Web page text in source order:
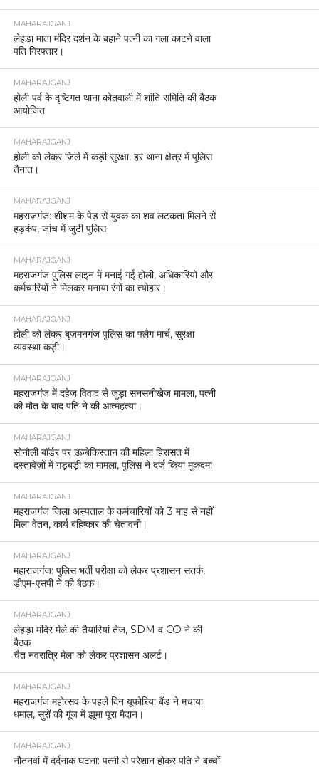
MAHARAJGANJ
लेहड़ा माता मंदिर दर्शन के बहाने पत्नी का गला काटने वाला
पति गिरफ्तार।
MAHARAJGANJ
होली पर्व के दृष्टिगत थाना कोतवाली में शांति समिति की बैठक
आयोजित
MAHARAJGANJ
होली को लेकर जिले में कड़ी सुरक्षा, हर थाना क्षेत्र में पुलिस
तैनात।
MAHARAJGANJ
महराजगंज: शीशम के पेड़ से युवक का शव लटकता मिलने से
हड़कंप, जांच में जुटी पुलिस
MAHARAJGANJ
महराजगंज पुलिस लाइन में मनाई गई होली, अधिकारियों और
कर्मचारियों ने मिलकर मनाया रंगों का त्योहार।
MAHARAJGANJ
होली को लेकर बृजमनगंज पुलिस का फ्लैग मार्च, सुरक्षा
व्यवस्था कड़ी।
MAHARAJGANJ
महराजगंज में दहेज विवाद से जुड़ा सनसनीखेज मामला, पत्नी
की मौत के बाद पति ने की आत्महत्या।
MAHARAJGANJ
सोनौली बॉर्डर पर उज़्बेकिस्तान की महिला हिरासत में
दस्तावेज़ों में गड़बड़ी का मामला, पुलिस ने दर्ज किया मुकदमा
MAHARAJGANJ
महराजगंज जिला अस्पताल के कर्मचारियों को 3 माह से नहीं
मिला वेतन, कार्य बहिष्कार की चेतावनी।
MAHARAJGANJ
महाराजगंज: पुलिस भर्ती परीक्षा को लेकर प्रशासन सतर्क,
डीएम-एसपी ने की बैठक।
MAHARAJGANJ
लेहड़ा मंदिर मेले की तैयारियां तेज, SDM व CO ने की
बैठक
चैत नवरात्रि मेला को लेकर प्रशासन अलर्ट।
MAHARAJGANJ
महराजगंज महोत्सव के पहले दिन यूफोरिया बैंड ने मचाया
धमाल, सुरों की गूंज में झूमा पूरा मैदान।
MAHARAJGANJ
नौतनवां में दर्दनाक घटना: पत्नी से परेशान होकर पति ने बच्चों